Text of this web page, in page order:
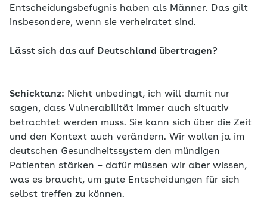
Entscheidungsbefugnis haben als Männer. Das gilt
insbesondere, wenn sie verheiratet sind.
Lässt sich das auf Deutschland übertragen?
Schicktanz: Nicht unbedingt, ich will damit nur
sagen, dass Vulnerabilität immer auch situativ
betrachtet werden muss. Sie kann sich über die Zeit
und den Kontext auch verändern. Wir wollen ja im
deutschen Gesundheitssystem den mündigen
Patienten stärken – dafür müssen wir aber wissen,
was es braucht, um gute Entscheidungen für sich
selbst treffen zu können.